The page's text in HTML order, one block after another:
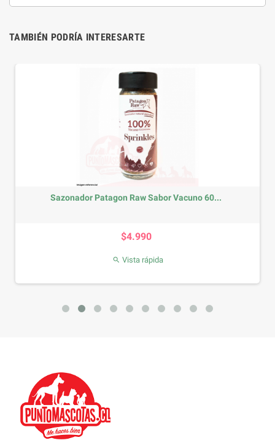
TAMBIÉN PODRÍA INTERESARTE
Sazonador Patagon Raw Sabor Vacuno 60...
$4.990
 Vista rápida